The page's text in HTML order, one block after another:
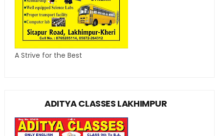
A Strive for the Best
ADITYA CLASSES LAKHIMPUR